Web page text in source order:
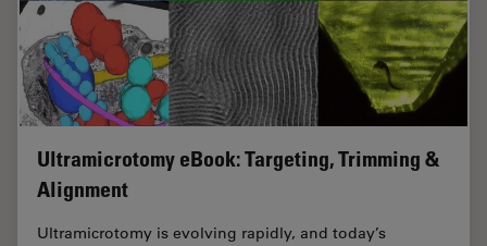
Ultramicrotomy eBook: Targeting, Trimming &
Alignment
Ultramicrotomy is evolving rapidly, and today’s